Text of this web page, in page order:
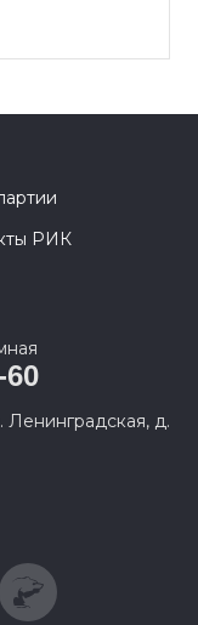
РИК
60
Ленинградская, д.